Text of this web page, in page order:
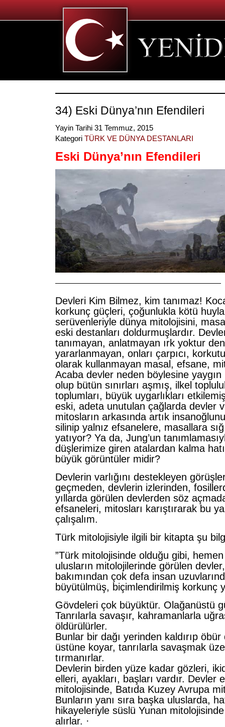
34) Eski Dünya’nın Efendileri
Yayin Tarihi 31 Temmuz, 2015
Kategori TÜRK VE DÜNYA DESTANLARI
Eski Dünya’nın Efendileri
——————————————————————
Devleri Kim Bilmez, kim tanımaz!
korkunç güçleri, çoğunlukla kötü
serüvenleriyle dünya mitolojisini,
eski destanları doldurmuşlardır.
tanımayan, anlatmayan ırk yoktur
yararlanmayan, onları çarpıcı,
olarak kullanmayan masal, efsane,
Acaba devler neden böylesine
olup bütün sınırları aşmış, ilkel
toplumları, büyük uygarlıkları
eski, adeta unutulan çağlarda devler
mitosların arkasında artık
silinip yalnız efsanelere, masallara
yatıyor? Ya da, Jung’un
düşlerimize giren atalardan kalma
büyük görüntüler midir?
Devlerin varlığını destekleyen
geçmeden, devlerin izlerinden,
yıllarda görülen devlerden söz
efsaneleri, mitosları karıştırarak bu
çalışalım.
Türk mitolojisiyle ilgili bir kitapta şu
”Türk mitolojisinde olduğu gibi,
ulusların mitolojilerinde görülen
bakımından çok defa insan
büyütülmüş, biçimlendirilmiş korkunç
Gövdeleri çok büyüktür. Olağanüstü
Tanrılarla savaşır, kahramanlarla
öldürülürler.
Bunlar bir dağı yerinden kaldırıp öbür
üstüne koyar, tanrılarla savaşmak
tırmanırlar.
Devlerin birden yüze kadar gözleri,
elleri, ayakları, başları vardır. Devler
mitolojisinde, Batıda Kuzey Avrupa
Bunların yanı sıra başka uluslarda,
hikayeleriyle süslü Yunan
alırlar. ·